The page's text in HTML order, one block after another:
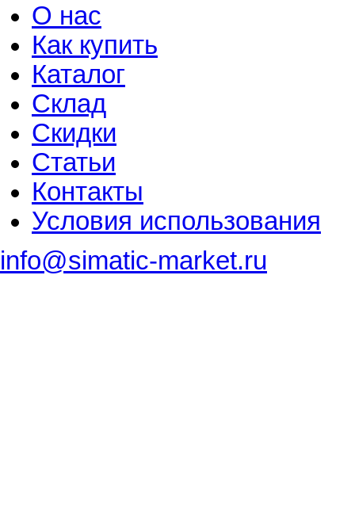
О нас
Как купить
Каталог
Склад
Скидки
Статьи
Контакты
Условия использования
info@simatic-market.ru